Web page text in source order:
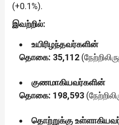
(+0.1%).
இவற்றில்:
உயிரிழந்தவர்களின்
தொகை: 35,112
குணமாகியவர்களின்
தொகை: 198,593
தொற்றுக்கு